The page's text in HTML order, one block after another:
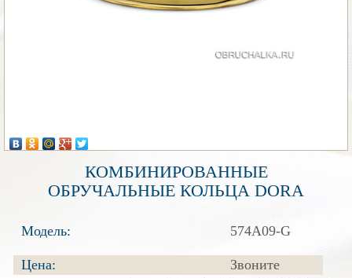
КОМБИНИРОВАННЫЕ
ОБРУЧАЛЬНЫЕ КОЛЬЦА DORA
Модель: 574A09-G
Цена:
Звоните